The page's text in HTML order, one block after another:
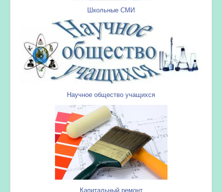
Школьные СМИ
Научное общество учащихся
Капитальный ремонт